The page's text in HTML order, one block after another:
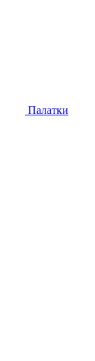
Палатки